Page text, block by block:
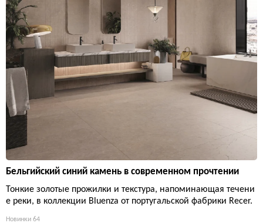
Бельгийский синий камень в современном прочтении
Тонкие золотые прожилки и текстура, напоминающая течени
е реки, в коллекции Bluenza от португальской фабрики Recer.
Новинки 64